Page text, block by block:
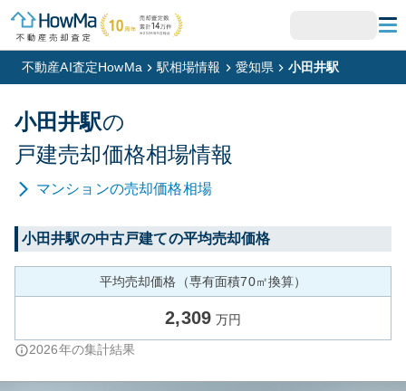
不動産AI査定HowMa 駅相場情報 愛知県 小田井駅
小田井駅の
戸建売却価格相場情報
マンションの売却価格相場
小田井駅の中古戸建ての平均売却価格
平均売却価格（専有面積70㎡換算）
2,309 万円
2026年の集計結果